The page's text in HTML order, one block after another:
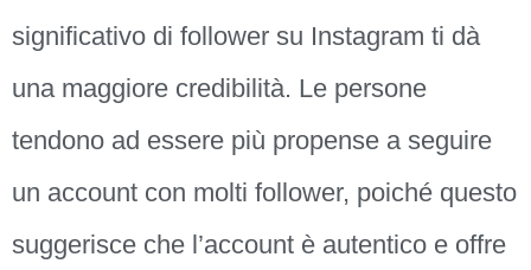
significativo di follower su Instagram ti dà
una maggiore credibilità. Le persone
tendono ad essere più propense a seguire
un account con molti follower, poiché questo
suggerisce che l’account è autentico e offre